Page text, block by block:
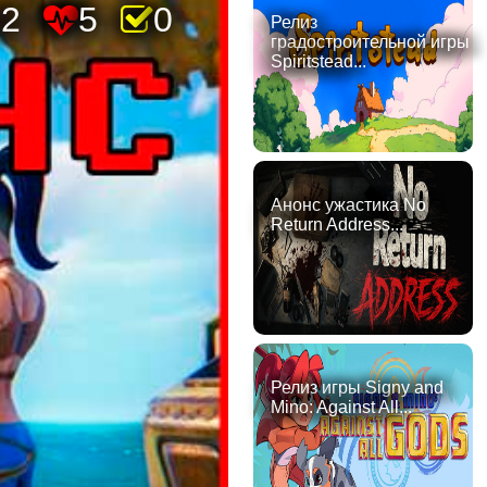
5 0
Релиз
градостроительной игры
Spiritstead...
Анонс ужастика No
Return Address...
Релиз игры Signy and
Mino: Against All...